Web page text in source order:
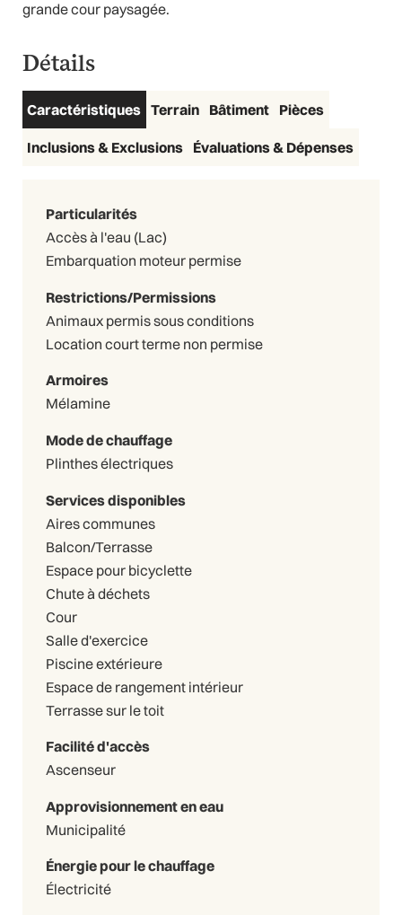
grande cour paysagée.
Détails
Caractéristiques Terrain Bâtiment Pièces
Inclusions & Exclusions Évaluations & Dépenses
Particularités
Accès à l'eau (Lac)
Embarquation moteur permise
Restrictions/Permissions
Animaux permis sous conditions
Location court terme non permise
Armoires
Mélamine
Mode de chauffage
Plinthes électriques
Services disponibles
Aires communes
Balcon/Terrasse
Espace pour bicyclette
Chute à déchets
Cour
Salle d'exercice
Piscine extérieure
Espace de rangement intérieur
Terrasse sur le toit
Facilité d'accès
Ascenseur
Approvisionnement en eau
Municipalité
Énergie pour le chauffage
Électricité